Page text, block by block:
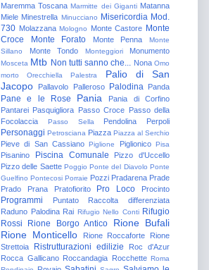
Maremma Toscana Marmitte dei Giganti Matanna
Miele Minestrella Minucciano Misericordia Mod.
730 Molazzana Mologno Monte Castore Monte
Croce
Monte Forato Monte Penna
Monte
Sillano
Monte Tondo Monteggiori Monumento
Mosceta Mtb Non tutti sanno che... Nona Omo
morto
Orecchiella Palestra
Palio di San
Jacopo
Pallavolo Palleroso Palodina Panda
Pane e le Rose Pania
Pania di Corfino
Pantarei Pasquigliora Passo Croce Passo della
Focolaccia
Passo Sella Pendolina Perpoli
Personaggi Petrosciana Piazza Piazza al Serchio
Pieve di San Cassiano Piglione Piglionico Pisa
Pisanino Piscina Comunale
Pizzo d'Uccello
Pizzo delle Saette Poggio Ponte del Diavolo Ponte
Guelfino Pontecosi Porraie Pozzi Pradarena Prade
Prado
Prana Pratofiorito Pro Loco Procinto
Programmi Puntato
Raccolta differenziata
Raduno Palodina Rai Rifugio Nello Conti Rifugio
Rossi
Rione Borgo Antico
Rione Bufali
Rione Monticello
Rione Roccaforte
Rione
Strettoia
Ristrutturazioni edilizie
Roc d'Azur
Rocca Gallicano Roccandagia Rocchette Roma